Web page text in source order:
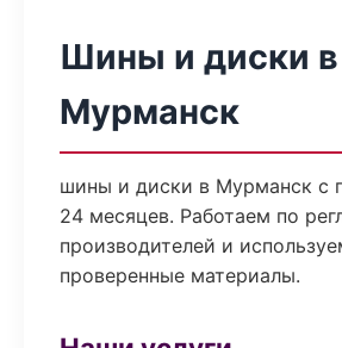
Шины и диски в
Мурманск
шины и диски в Мурманск с
24 месяцев. Работаем по
производителей и
проверенные материалы.